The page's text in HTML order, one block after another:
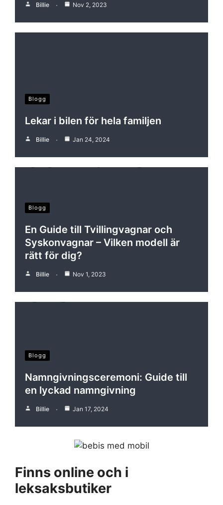
Billie Nov 2, 2023
Blogg
Lekar i bilen för hela familjen
Billie Jan 24, 2024
Blogg
En Guide till Tvillingvagnar och
Syskonvagnar – Vilken modell är
rätt för dig?
Billie Nov 1, 2023
Blogg
Namngivningsceremoni: Guide till
en lyckad namngivning
Billie Jan 17, 2024
Finns online och i
leksaksbutiker